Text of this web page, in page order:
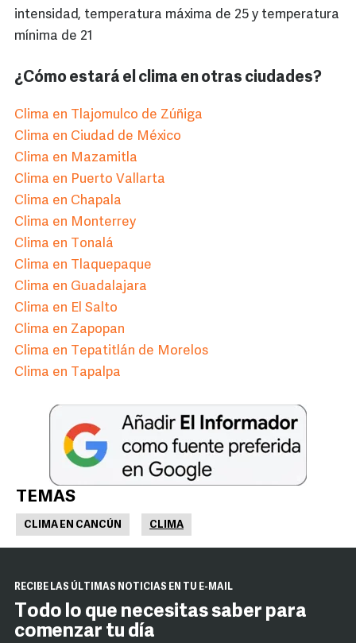
intensidad, temperatura máxima de 25 y temperatura
mínima de 21
¿Cómo estará el clima en otras ciudades?
Clima en Tlajomulco de Zúñiga
Clima en Ciudad de México
Clima en Mazamitla
Clima en Puerto Vallarta
Clima en Chapala
Clima en Monterrey
Clima en Tonalá
Clima en Tlaquepaque
Clima en Guadalajara
Clima en El Salto
Clima en Zapopan
Clima en Tepatitlán de Morelos
Clima en Tapalpa
TEMAS
CLIMA EN CANCÚN CLIMA
RECIBE LAS ÚLTIMAS NOTICIAS EN TU E-MAIL
Todo lo que necesitas saber para
comenzar tu día